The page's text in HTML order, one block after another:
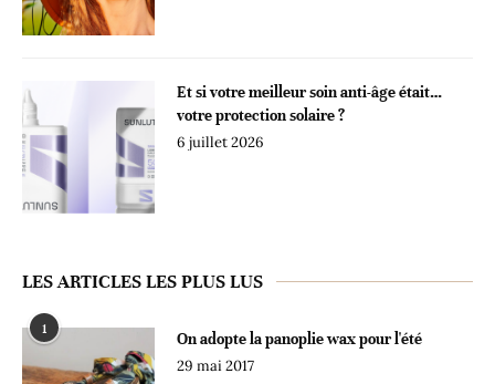
Et si votre meilleur soin anti-âge était…
votre protection solaire ?
6 juillet 2026
LES ARTICLES LES PLUS LUS
1
On adopte la panoplie wax pour l'été
29 mai 2017